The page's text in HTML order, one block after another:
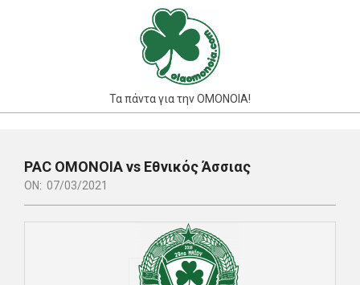
Τα πάντα για την ΟΜΟΝΟΙΑ!
Navigation
Menu
PAC ΟΜΟΝΟΙΑ vs Εθνικός Άσσιας
ON: 07/03/2021